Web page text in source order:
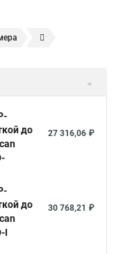
камера
Hikvision 2cd1148 i b
видеокамеры
до
27 316,06 ₽
до
I
30 768,21 ₽